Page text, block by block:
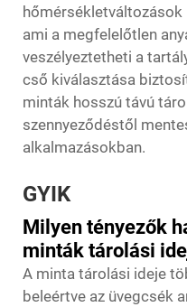
ami a megfelelőtlen
veszélyeztetheti a
cső kiválasztása
minták hosszú távú
szennyeződéstől
alkalmazásokban.
GYIK
Milyen tényezők
minták tárolási
A minta tárolási ideje
beleértve az üvegcsék